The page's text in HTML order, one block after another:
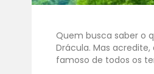
Quem busca saber o
Drácula. Mas
famoso de todos os